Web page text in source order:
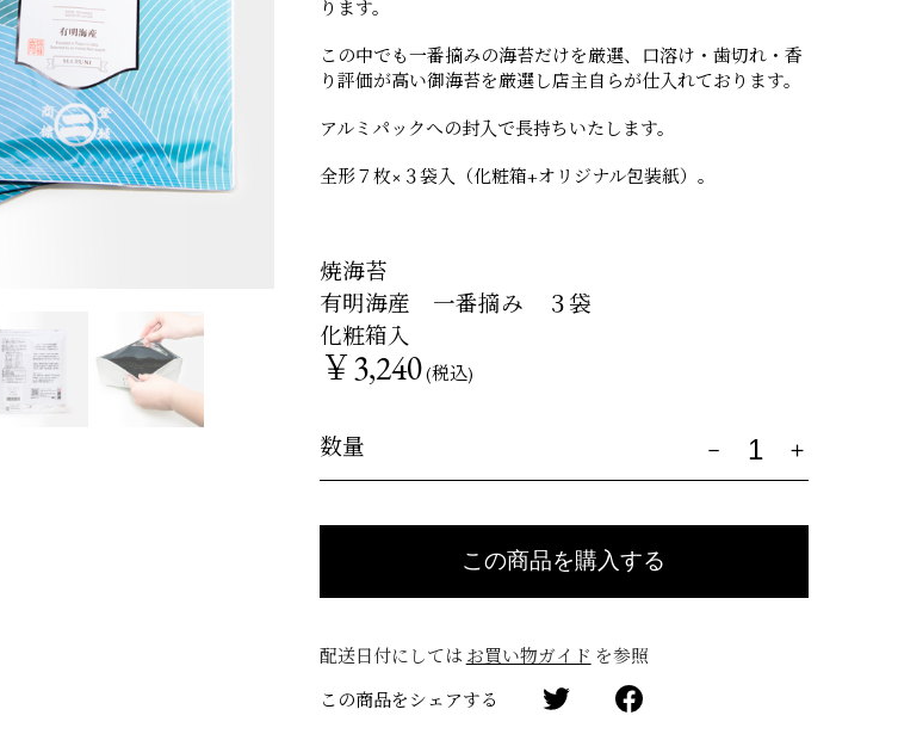
ります。
この中でも一番摘みの海苔だけを厳選、口溶け・歯切れ・香
り評価が高い御海苔を厳選し店主自らが仕入れております。
アルミパックへの封入で長持ちいたします。
全形７枚×３袋入（化粧箱+オリジナル包装紙）。
焼海苔
有明海産 一番摘み ３袋
化粧箱入
￥3,240(税込)
数量
配送日付にしては お買い物ガイド を参照
この商品をシェアする